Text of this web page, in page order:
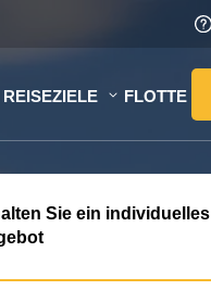
REISEZIELE FLOTTE
Sie ein individuelles